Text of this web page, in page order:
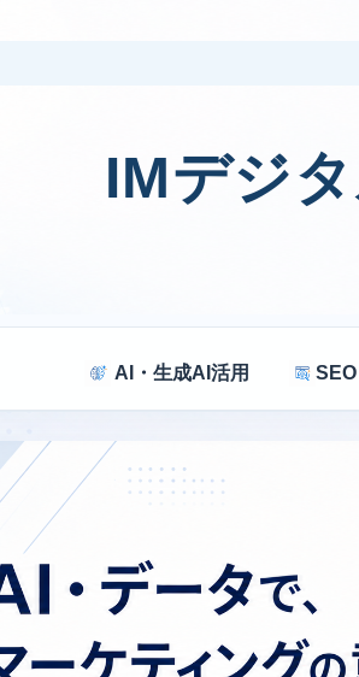
IMデジ
AI・生成AI活用